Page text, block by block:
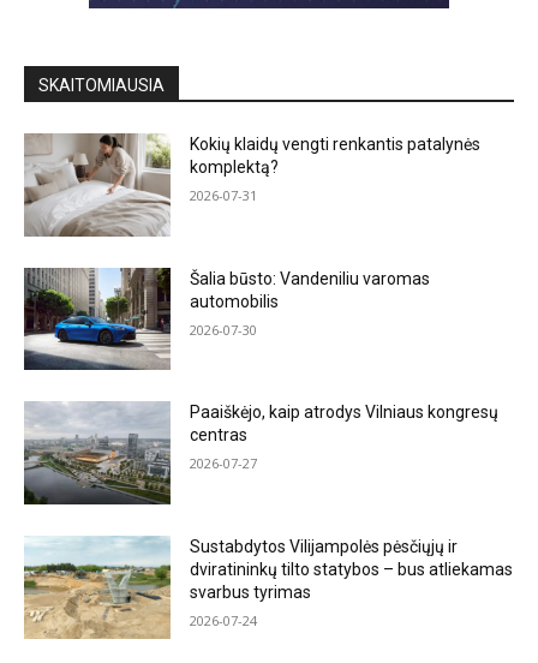
SKAITOMIAUSIA
Kokių klaidų vengti renkantis patalynės
komplektą?
2026-07-31
Šalia būsto: Vandeniliu varomas
automobilis
2026-07-30
Paaiškėjo, kaip atrodys Vilniaus kongresų
centras
2026-07-27
Sustabdytos Vilijampolės pėsčiųjų ir
dviratininkų tilto statybos – bus atliekamas
svarbus tyrimas
2026-07-24